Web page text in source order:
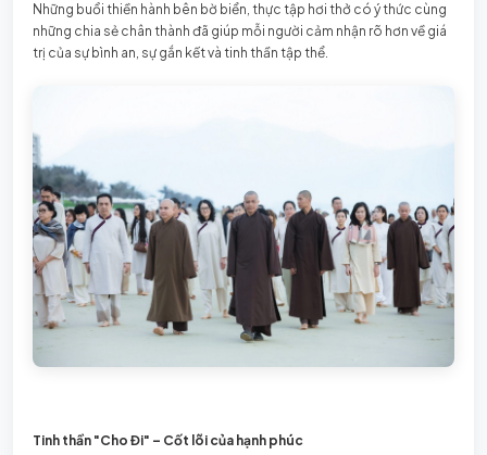
Những buổi thiền hành bên bờ biển, thực tập hơi thở có ý thức cùng
những chia sẻ chân thành đã giúp mỗi người cảm nhận rõ hơn về giá
trị của sự bình an, sự gắn kết và tinh thần tập thể.
Tinh thần "Cho Đi" – Cốt lõi của hạnh phúc